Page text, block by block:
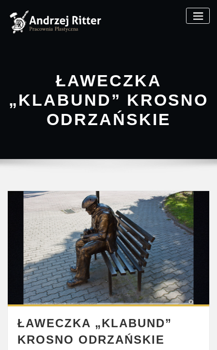
ŁAWECZKA
„KLABUND” KROSNO
ODRZAŃSKIE
ŁAWECZKA „KLABUND”
KROSNO ODRZAŃSKIE